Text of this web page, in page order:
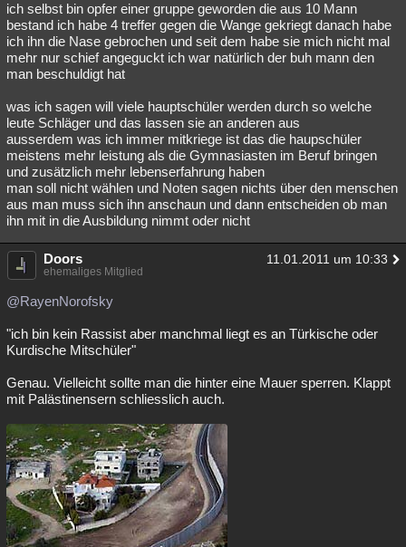
ich selbst bin opfer einer gruppe geworden die aus 10 Mann
bestand ich habe 4 treffer gegen die Wange gekriegt danach habe
ich ihn die Nase gebrochen und seit dem habe sie mich nicht mal
mehr nur schief angeguckt ich war natürlich der buh mann den
man beschuldigt hat
was ich sagen will viele hauptschüler werden durch so welche
leute Schläger und das lassen sie an anderen aus
ausserdem was ich immer mitkriege ist das die haupschüler
meistens mehr leistung als die Gymnasiasten im Beruf bringen
und zusätzlich mehr lebenserfahrung haben
man soll nicht wählen und Noten sagen nichts über den menschen
aus man muss sich ihn anschaun und dann entscheiden ob man
ihn mit in die Ausbildung nimmt oder nicht
Doors 11.01.2011 um 10:33
ehemaliges Mitglied
@RayenNorofsky
"ich bin kein Rassist aber manchmal liegt es an Türkische oder
Kurdische Mitschüler"
Genau. Vielleicht sollte man die hinter eine Mauer sperren. Klappt
mit Palästinensern schliesslich auch.